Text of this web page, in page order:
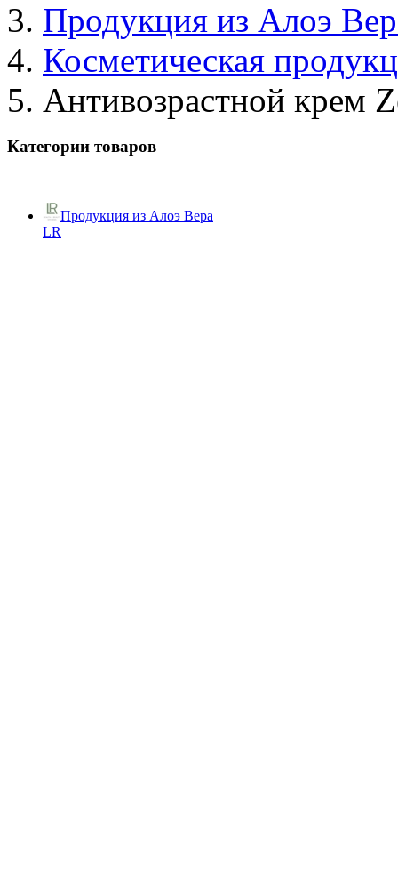
Продукция из Алоэ
Косметическая
Антивозрастной крем
Категории товаров
Продукция из Алоэ Вера
LR